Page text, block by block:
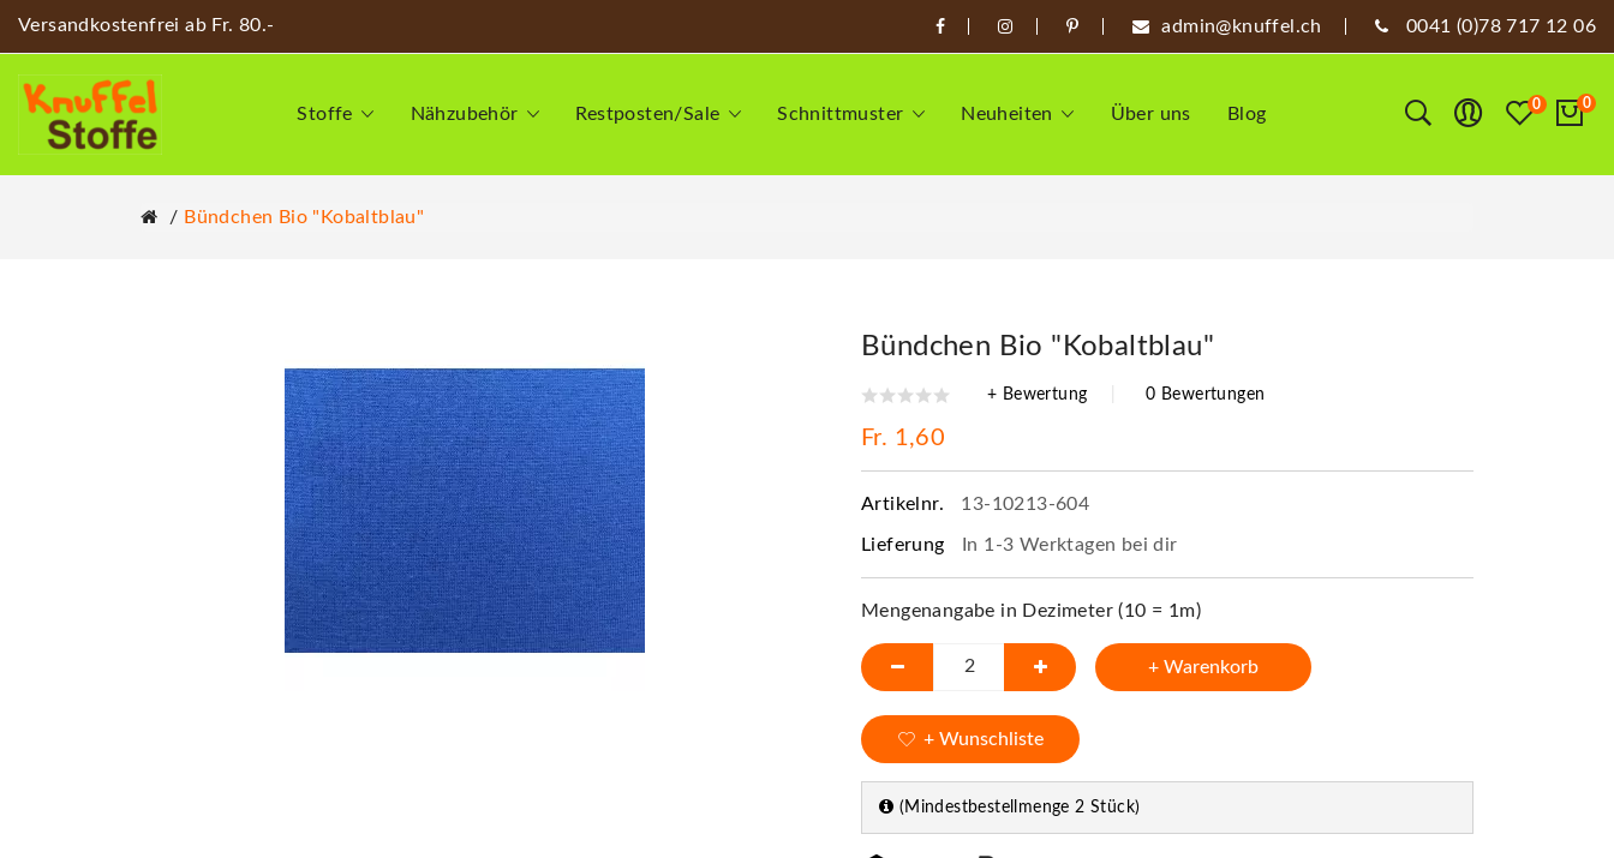
Versandkostenfrei ab Fr. 80.- admin@knuffel.ch 0041 (0)78 717 12 06
Stoffe Nähzubehör Restposten/Sale Schnittmuster Neuheiten Über uns Blog 0 0
Bündchen Bio "Kobaltblau"
Bündchen Bio "Kobaltblau"
+ Bewertung 0 Bewertungen
Fr. 1,60
Artikelnr. 13-10213-604
Lieferung In 1-3 Werktagen bei dir
Mengenangabe in Dezimeter (10 = 1m)
+ Warenkorb
+ Wunschliste
(Mindestbestellmenge 2 Stück)